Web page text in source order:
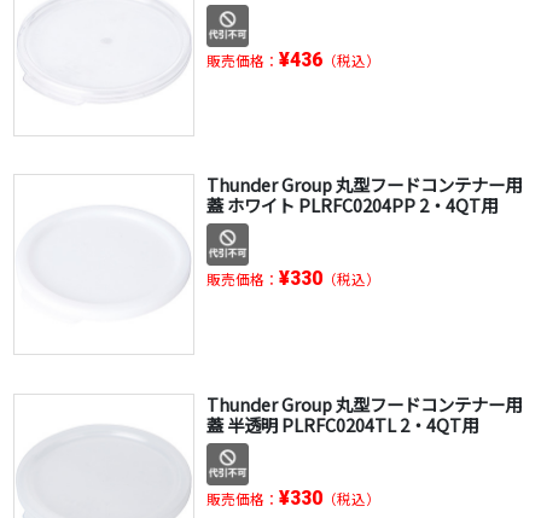
販売価格： ¥436（税込）
Thunder Group 丸型フードコンテナー用
蓋 ホワイト PLRFC0204PP 2・4QT用
販売価格： ¥330（税込）
Thunder Group 丸型フードコンテナー用
蓋 半透明 PLRFC0204TL 2・4QT用
販売価格： ¥330（税込）